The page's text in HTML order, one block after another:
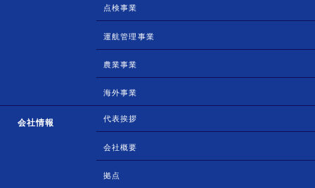
点検事業
運航管理事業
農業事業
海外事業
会社情報 代表挨拶
会社概要
拠点